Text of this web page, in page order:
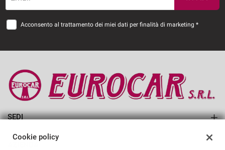
Acconsento al trattamento dei miei dati per finalità di marketing *
SEDI
EUROCAR SRL
Cookie policy